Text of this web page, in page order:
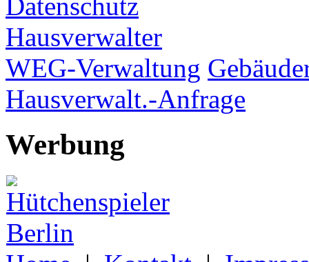
Hausverwalter
WEG-Verwaltung
Hausverwalt.-Anfrage
Werbung